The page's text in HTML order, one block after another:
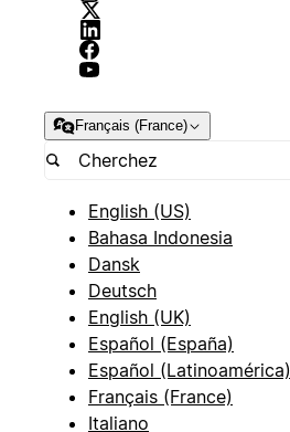
Français (France)
English (US)
Bahasa Indonesia
Dansk
Deutsch
English (UK)
Español (España)
Español (Latinoamérica)
Français (France)
Italiano